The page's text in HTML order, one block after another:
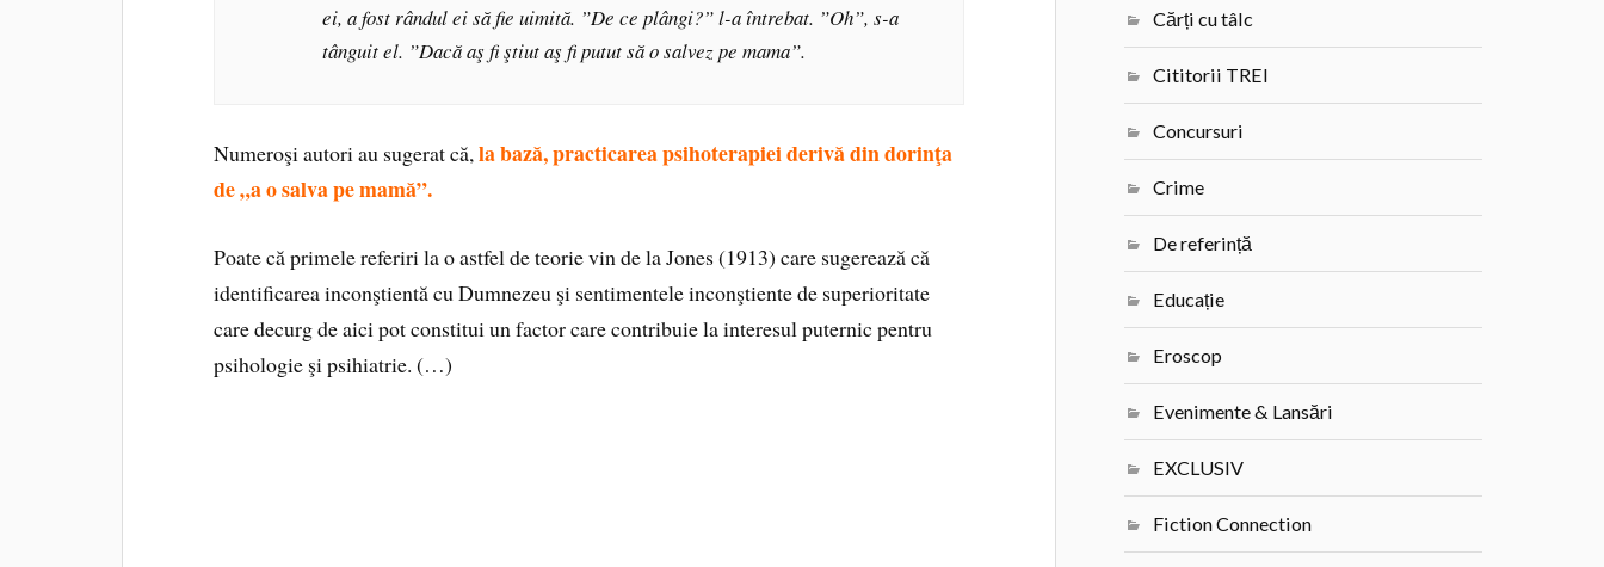
ei, a fost rândul ei să fie uimită. ”De ce plângi?” l-a întrebat. ”Oh”, s-a
tânguit el. ”Dacă aş fi ştiut aş fi putut să o salvez pe mama”.
Numeroşi autori au sugerat că,la bază, practicarea psihoterapiei derivă din dorinţa
de „a o salva pe mamă”.
Poate că primele referiri la o astfel de teorie vin de la Jones (1913) care sugerează că
identificarea inconştientă cu Dumnezeu şi sentimentele inconştiente de superioritate
care decurg de aici pot constitui un factor care contribuie la interesul puternic pentru
psihologie şi psihiatrie. (…)
Cărți cu tâlc
Cititorii TREI
Concursuri
Crime
De referință
Educație
Eroscop
Evenimente & Lansări
EXCLUSIV
Fiction Connection